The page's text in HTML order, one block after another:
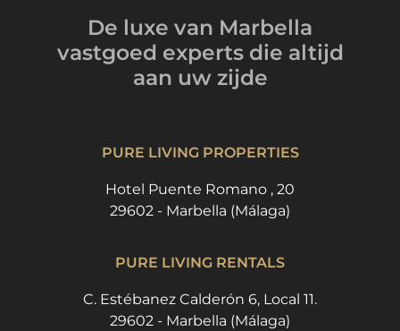
De luxe van Marbella
vastgoed experts die altijd
aan uw zijde
PURE LIVING PROPERTIES
Hotel Puente Romano , 20
29602 - Marbella (Málaga)
PURE LIVING RENTALS
C. Estébanez Calderón 6, Local 11.
29602 - Marbella (Málaga)